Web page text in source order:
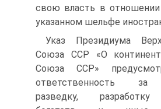
свою власть в отношении
указанном шельфе
Указ Президиума
Союза ССР «О
Союза ССР»
ответственность за
разведку, разработку